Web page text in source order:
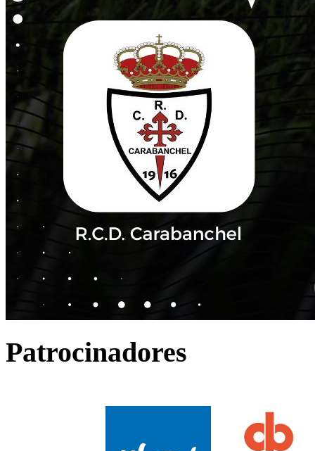
Patrocinadores